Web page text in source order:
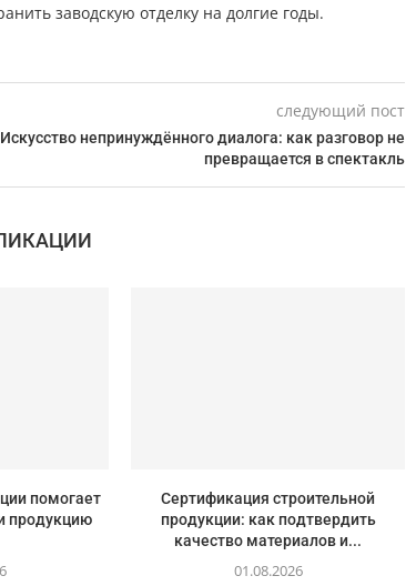
заводскую отделку на долгие годы.
следующий пост
Искусство непринуждённого диалога: как разговор не
превращается в спектакль
помогает
продукцию
Сертификация строительной
продукции: как подтвердить
качество материалов и...
01.08.2026